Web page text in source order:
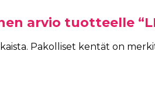
arvio tuotteelle
Pakolliset kentät on